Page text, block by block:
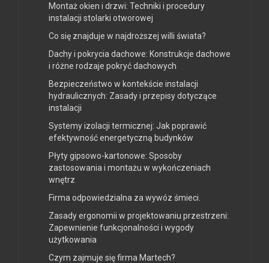
Montaż okien i drzwi: Techniki i procedury
instalacji stolarki otworowej
Co się znajduje w najdroższej willi świata?
Dachy i pokrycia dachowe: Konstrukcje dachowe
i różne rodzaje pokryć dachowych
Bezpieczeństwo w kontekście instalacji
hydraulicznych: Zasady i przepisy dotyczące
instalacji
Systemy izolacji termicznej: Jak poprawić
efektywność energetyczną budynków
Płyty gipsowo-kartonowe: Sposoby
zastosowania i montażu w wykończeniach
wnętrz
Firma odpowiedzialna za wywóz śmieci.
Zasady ergonomii w projektowaniu przestrzeni:
Zapewnienie funkcjonalności i wygody
użytkowania
Czym zajmuje się firma Martech?